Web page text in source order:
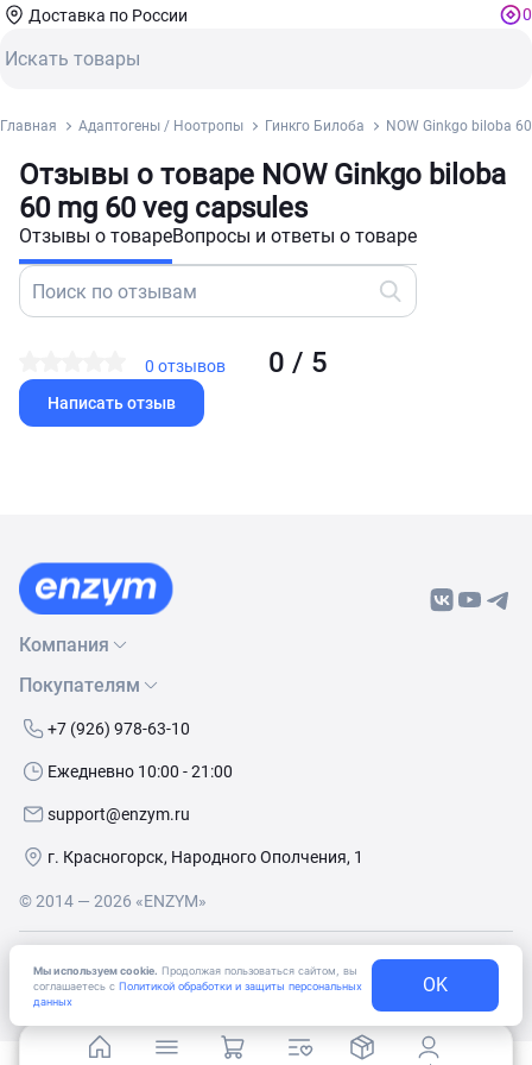
Мы используем cookie. Продолжая пользоваться сайтом, вы
соглашаетесь с Политикой обработки и защиты персональных
данных
OK
Доставка по России 0
Главная Адаптогены / Ноотропы Гинкго Билоба NOW Ginkgo biloba
Отзывы о товаре NOW Ginkgo biloba
60 mg 60 veg capsules
Отзывы о товареВопросы и ответы о товаре
0 / 5
0 отзывов
Написать отзыв
Компания
О нас
Бренды
Покупателям
Как сделать заказ
Условия доставки
+7 (926) 978-63-10
Ежедневно 10:00 - 21:00
support@enzym.ru
г. Красногорск, Народного Ополчения, 1
© 2014 — 2026 «ENZYM»
на получение рекламно-информационных
материалов